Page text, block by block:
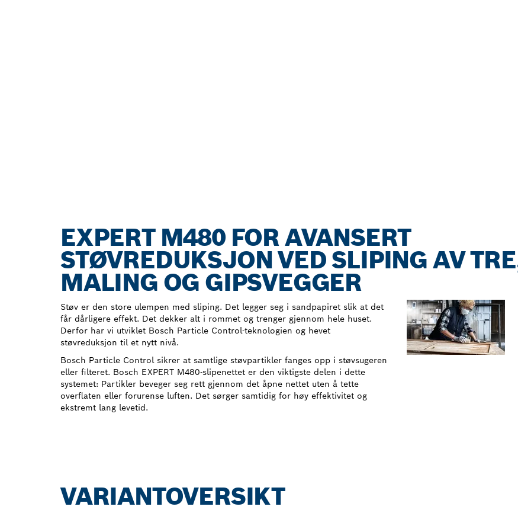
EXPERT M480 FOR AVANSERT
STØVREDUKSJON VED SLIPING AV
MALING OG GIPSVEGGER
Støv er den store ulempen med sliping. Det legger seg i sandpapiret slik at det
får dårligere effekt. Det dekker alt i rommet og trenger gjennom hele huset.
Derfor har vi utviklet Bosch Particle Control-teknologien og hevet
støvreduksjon til et nytt nivå.
Bosch Particle Control sikrer at samtlige støvpartikler fanges opp i støvsugeren
eller filteret. Bosch EXPERT M480-slipenettet er den viktigste delen i dette
systemet: Partikler beveger seg rett gjennom det åpne nettet uten å tette
overflaten eller forurense luften. Det sørger samtidig for høy effektivitet og
ekstremt lang levetid.
VARIANTOVERSIKT